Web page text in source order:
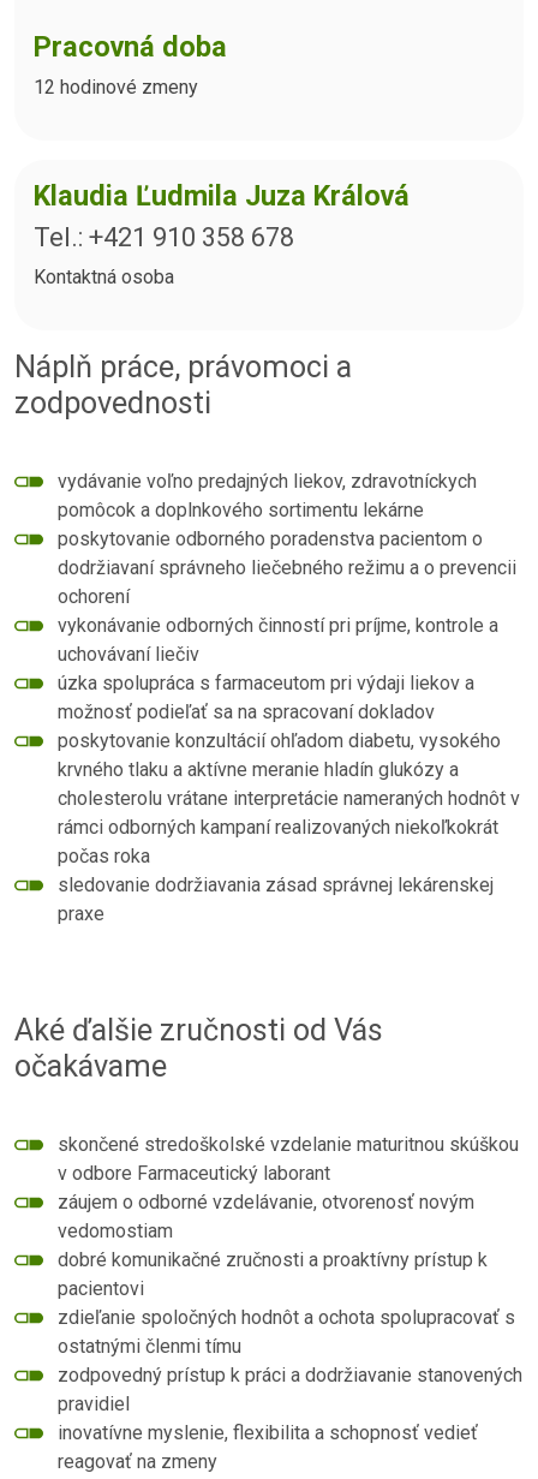
Náplň práce, právomoci a
zodpovednosti
vydávanie voľno predajných liekov, zdravotníckych
pomôcok a doplnkového sortimentu lekárne
poskytovanie odborného poradenstva pacientom o
dodržiavaní správneho liečebného režimu a o prevencii
ochorení
vykonávanie odborných činností pri príjme, kontrole a
uchovávaní liečiv
úzka spolupráca s farmaceutom pri výdaji liekov a
možnosť podieľať sa na spracovaní dokladov
poskytovanie konzultácií ohľadom diabetu, vysokého
krvného tlaku a aktívne meranie hladín glukózy a
cholesterolu vrátane interpretácie nameraných hodnôt v
rámci odborných kampaní realizovaných niekoľkokrát
počas roka
sledovanie dodržiavania zásad správnej lekárenskej
praxe
Aké ďalšie zručnosti od Vás
očakávame
skončené stredoškolské vzdelanie maturitnou skúškou
v odbore Farmaceutický laborant
záujem o odborné vzdelávanie, otvorenosť novým
vedomostiam
dobré komunikačné zručnosti a proaktívny prístup k
pacientovi
zdieľanie spoločných hodnôt a ochota spolupracovať s
ostatnými členmi tímu
zodpovedný prístup k práci a dodržiavanie stanovených
pravidiel
inovatívne myslenie, flexibilita a schopnosť vedieť
reagovať na zmeny
Pracovná doba
12 hodinové zmeny
Klaudia Ľudmila Juza Králová
Tel.: +421 910 358 678
Kontaktná osoba